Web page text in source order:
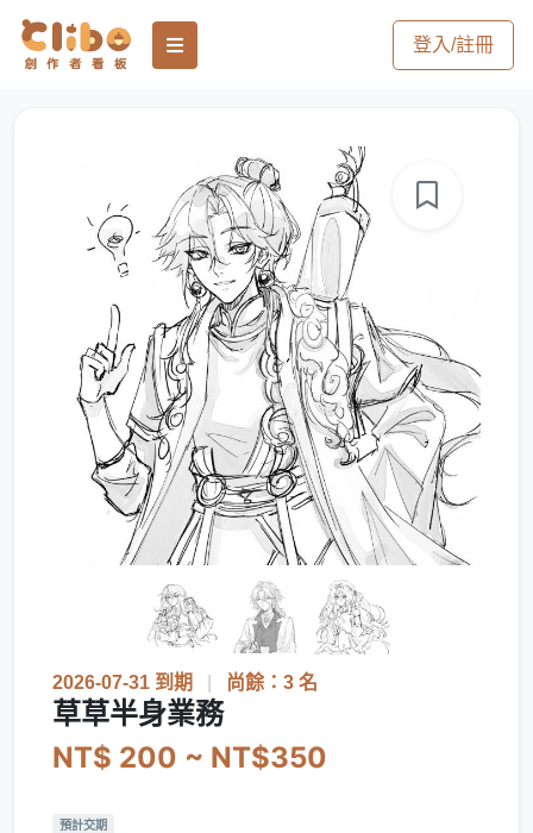
登入/註冊
2026-07-31 到期 尚餘：3 名
草草半身業務
NT$ 200 ~ NT$350
預計交期